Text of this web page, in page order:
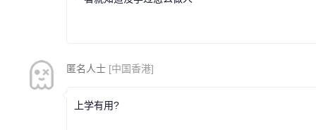
匿名人士 [中国香港]
上学有用?